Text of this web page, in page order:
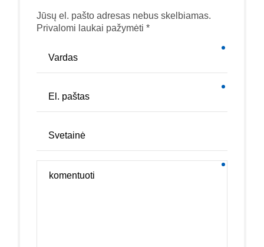
Jūsų el. pašto adresas nebus skelbiamas.
Privalomi laukai pažymėti *